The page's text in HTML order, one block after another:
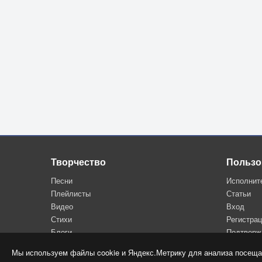
Мы используем файлы cookie и Яндекс.Метрику для анализа
Творчество
Песни
Плейлисты
Видео
Стихи
Блоги
Статьи
Вход